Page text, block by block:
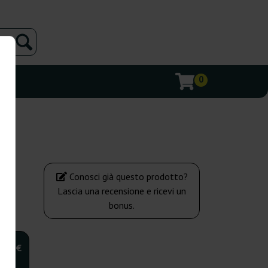
0
€
Conosci già questo prodotto?
Lascia una recensione e ricevi un
bonus.